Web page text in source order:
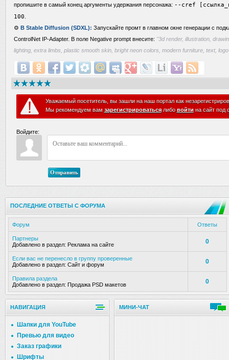
пропишите в самый конец аргументы удержания персонажа: --cref
100
⚙️ В Stable Diffusion (SDXL): Запускайте промт в главном окне генерации с
ControlNet IP-Adapter. В поле Negative prompt внесите: "3d render, illustration,
lighting, extra limbs, plastic smooth skin, bright neon colors, modern furniture, text,
Уважаемый посетитель, вы зашли на наш портал как
Мы рекомендуем вам зарегистрироватьсялибо войти на сайт под
Войдите:
Отправить
ПОСЛЕДНИЕ ОТВЕТЫ С ФОРУМА
Форум Ответы
Партнеры
Добавлено в раздел: Реклама на сайте 0
Если вас не перенесло в группу проверенные
Добавлено в раздел: Сайт и форум 0
Правила раздела
Добавлено в раздел: Продажа PSD макетов 0
НАВИГАЦИЯ
Шапки для YouTube
Превью для видео
Заказ графики
Шрифты
МИНИ-ЧАТ